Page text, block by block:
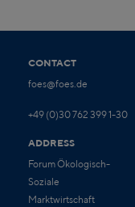
CONTACT
foes@foes.de
+49 (0)30 762 399 1-30
ADDRESS
Forum Ökologisch-
Soziale
Marktwirtschaft